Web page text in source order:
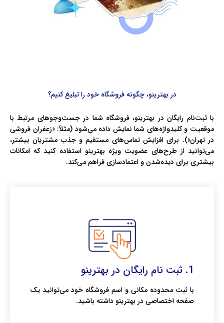
در بهترینو، چگونه فروشگاه خود را تبلیغ کنیم؟
با ثبت‌نام رایگان در بهترینو، فروشگاه شما در جست‌وجوهای مرتبط با
موقعیت و کلیدواژه‌های شما نمایش داده می‌شود (مثلاً: «زعفران فروشی
در تهران»). برای افزایش تماس‌های مستقیم و جذب مشتریان بیشتر،
می‌توانید از طرح‌های عضویت ویژه بهترینو استفاده کنید که امکانات
بیشتری برای دیده‌شدن و اعتمادسازی فراهم می‌کند.
1. ثبت نام رایگان در بهترینو
با ثبت محدوده مکانی و اسم فروشگاه خود می‌توانید یک
صفحه اختصاصی در بهترینو داشته باشید.